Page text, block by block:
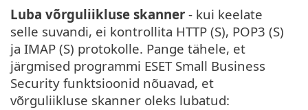
Luba võrguliikluse skanner - kui keelate
selle suvandi, ei kontrollita HTTP (S), POP3 (S)
ja IMAP (S) protokolle. Pange tähele, et
järgmised programmi ESET Small Business
Security funktsioonid nõuavad, et
võrguliikluse skanner oleks lubatud: